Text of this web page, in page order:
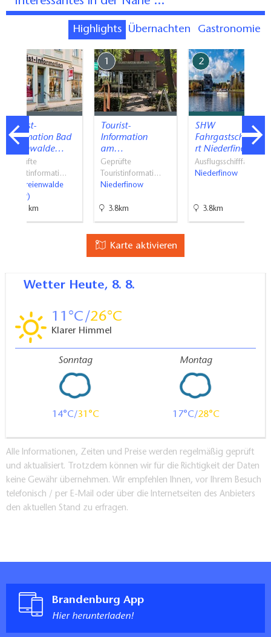
Highlights Übernachten Gastronomie
Tourist-
Information Bad
Freienwalde…
Geprüfte
Touristinformati…
Bad Freienwalde
(Oder)
11.1km
1
Tourist-
Information
am…
Geprüfte
Touristinformati…
Niederfinow
3.8km
2
SHW
Fahrgastschifffah
rt Niederfinow…
Ausflugsschifffahrt
Niederfinow
3.8km
Karte aktivieren
Wetter Heute, 8. 8.
11 26
Klarer Himmel
Sonntag
14 31
Montag
17 28
Alle Informationen, Zeiten und Preise werden regelmäßig geprüft
und aktualisiert. Trotzdem können wir für die Richtigkeit der Daten
keine Gewähr übernehmen. Wir empfehlen Ihnen, vor Ihrem Besuch
telefonisch / per E-Mail oder über die Internetseiten des Anbieters
den aktuellen Stand zu erfragen.
Brandenburg App
Hier herunterladen!